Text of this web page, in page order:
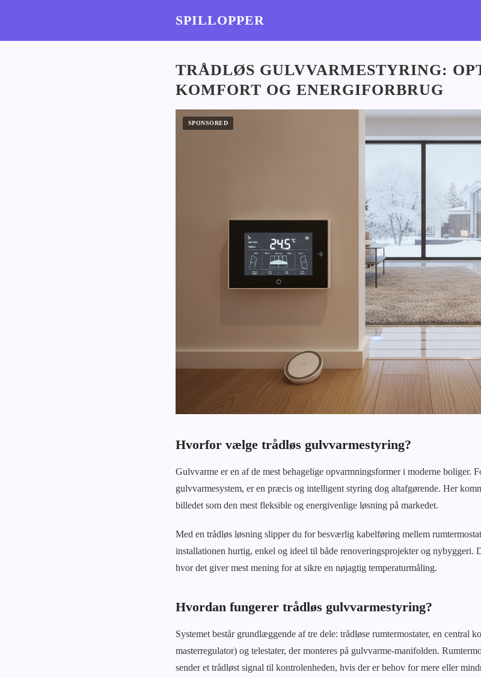
SPILLOPPER
TRÅDLØS GULVVARMESTYRING:
KOMFORT OG ENERGIFORBRUG
Hvorfor vælge trådløs gulvvarmestyring?
Gulvvarme er en af de mest behagelige opvarmningsformer i moderne boliger.
gulvvarmesystem, er en præcis og intelligent styring dog altafgørende. Her
billedet som den mest fleksible og energivenlige løsning på markedet.
Med en trådløs løsning slipper du for besværlig kabelføring mellem
installationen hurtig, enkel og ideel til både renoveringsprojekter og nybyggeri.
hvor det giver mest mening for at sikre en nøjagtig temperaturmåling.
Hvordan fungerer trådløs gulvvarmestyring?
Systemet består grundlæggende af tre dele: trådløse rumtermostater, en central
masterregulator) og telestater, der monteres på gulvvarme-manifolden.
sender et trådløst signal til kontrolenheden, hvis der er behov for mere eller